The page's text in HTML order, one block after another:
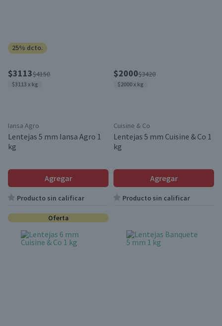
25% dcto.
$3113$4150
$3113 x kg
Iansa Agro
Lentejas 5 mm Iansa Agro 1
kg
Agregar
Producto sin calificar
$2000$3420
$2000 x kg
Cuisine & Co
Lentejas 5 mm Cuisine & Co 1
kg
Agregar
Producto sin calificar
Oferta